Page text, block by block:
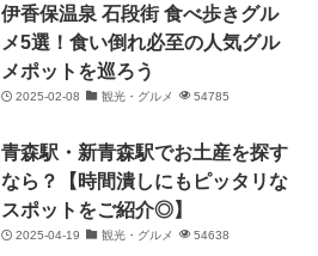
伊香保温泉 石段街 食べ歩きグル
メ5選！食い倒れ必至の人気グル
メポットを巡ろう
2025-02-08 観光・グルメ 54785
青森駅・新青森駅でお土産を探す
なら？【時間潰しにもピッタリな
スポットをご紹介◎】
2025-04-19 観光・グルメ 54638